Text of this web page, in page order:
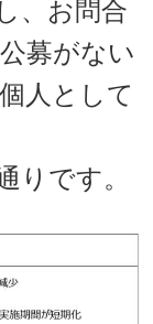
、お問合
募がない
人として
りです。